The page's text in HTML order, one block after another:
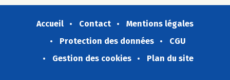
Accueil Contact
Mentions légales
Protection des données
CGU
Gestion des cookies
Plan du site